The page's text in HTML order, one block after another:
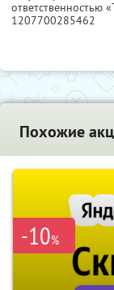
ответственностью
1207700285462
Похожие
-10%